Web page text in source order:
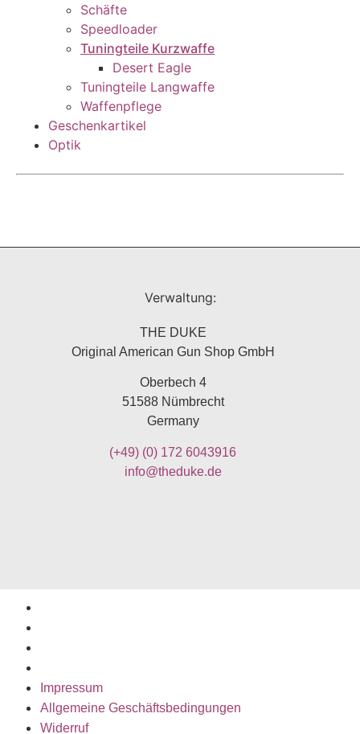
Schäfte
Speedloader
Tuningteile Kurzwaffe
Desert Eagle
Tuningteile Langwaffe
Waffenpflege
Geschenkartikel
Optik
Verwaltung:
THE DUKE
Original American Gun Shop GmbH
Oberbech 4
51588 Nümbrecht
Germany
(+49) (0) 172 6043916
info@theduke.de
Impressum
Allgemeine Geschäftsbedingungen
Widerruf